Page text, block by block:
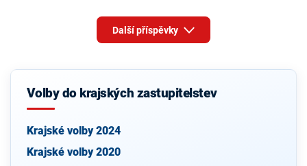
Další příspěvky
Volby do krajských zastupitelstev
Krajské volby 2024
Krajské volby 2020